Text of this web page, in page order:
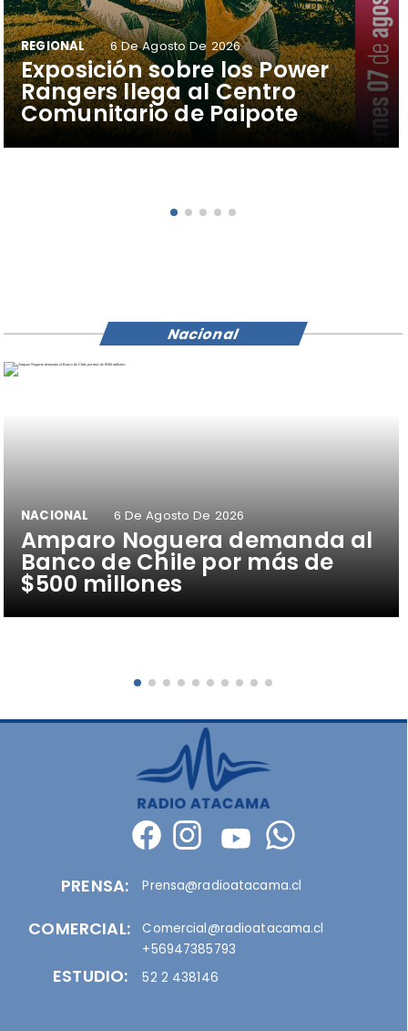
​Exposición sobre los Power
Rangers llega al Centro
Comunitario de Paipote
REGIONAL 6 De Agosto De 2026
Amparo Noguera demanda al
Banco de Chile por más de
$500 millones
NACIONAL 6 De Agosto De 2026
Nacional
PRENSA:
COMERCIAL:
Prensa@radioatacama.cl
Comercial@radioatacama.cl
+56947385793
ESTUDIO: 52 2 438146